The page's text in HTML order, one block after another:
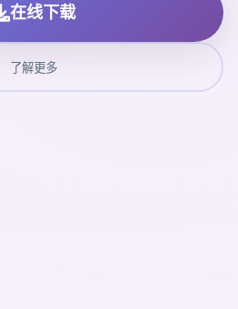
在线下载
了解更多